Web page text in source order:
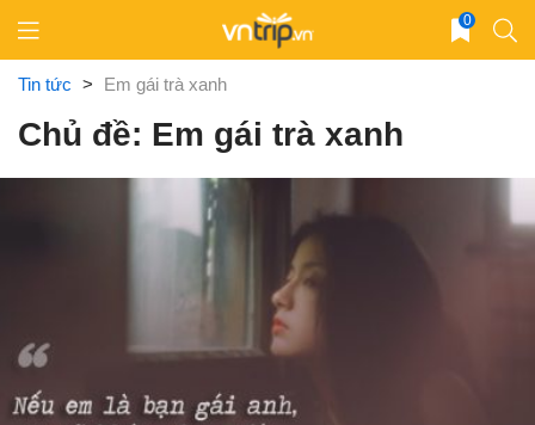
content
0
Tin tức > Em gái trà xanh
Chủ đề: Em gái trà xanh